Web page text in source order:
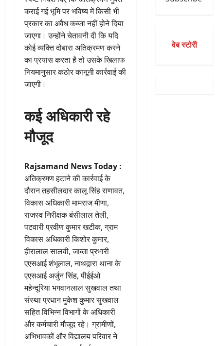
कराई गई भूमि पर भविष्य में किसी भी
प्रकार का अवैध कब्जा नहीं होने दिया
जाएगा। उन्होंने चेतावनी दी कि यदि
कोई व्यक्ति दोबारा अतिक्रमण करने
का प्रयास करता है तो उसके खिलाफ
नियमानुसार कठोर कानूनी कार्रवाई की
जाएगी।
कई अधिकारी रहे
मौजूद
Rajsamand News Today :
अतिक्रमण हटाने की कार्रवाई के
दौरान तहसीलदार कालू सिंह राणावत,
विकास अधिकारी मामराज मीणा,
राजस्व निरीक्षक बंसीलाल तेली,
पटवारी प्रवीण कुमार खटीक, ग्राम
विकास अधिकारी किशोर कुमार,
हीरालाल सालवी, जाब्ता प्रभारी
एएसआई शंभूलाल, नाथद्वारा थाना के
एएसआई अर्जुन सिंह, पीईईओ
महेन्दूरिया भगवानलाल सुखवाल तथा
संस्था प्रधान मुकेश कुमार सुखवाल
सहित विभिन्न विभागों के अधिकारी
और कर्मचारी मौजूद रहे। ग्रामीणों,
अभिभावकों और विद्यालय परिवार ने
वेब स्टोरी